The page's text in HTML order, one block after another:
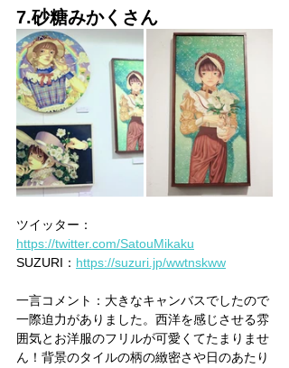
7.砂糖みかくさん
ツイッター：
https://twitter.com/SatouMikaku
SUZURI： https://suzuri.jp/wwtnskww
一言コメント：大きなキャンバスでしたので
一際迫力がありました。西洋を感じさせる雰
囲気とお洋服のフリルが可愛くてたまりませ
ん！背景のタイルの柄の緻密さや日のあたり